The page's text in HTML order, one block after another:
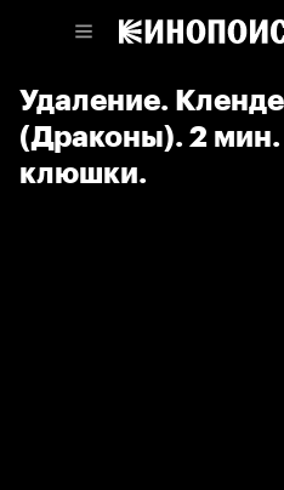
Удаление.
(Драконы). 2
клюшки.